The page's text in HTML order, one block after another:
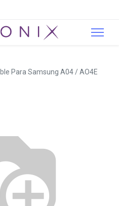
Para Samsung A04 / AO4E